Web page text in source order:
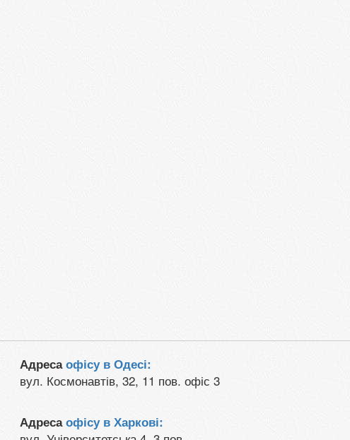
Адресаофісу в Одесі:
вул. Космонавтів, 32, 11 пов. офіс 3
Адресаофісу в Харкові: